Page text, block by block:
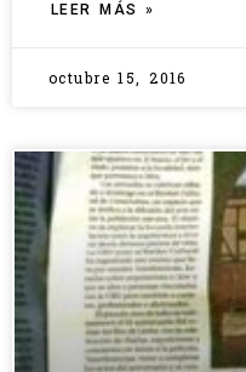
LEER MÁS »
octubre 15, 2016